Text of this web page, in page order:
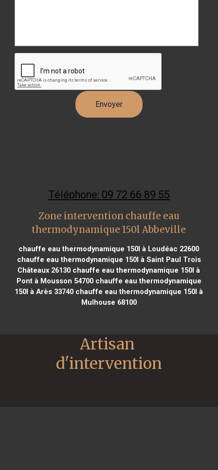
Téléphone: 09 72 66 89 55
Zone intervention chauffe eau
thermodynamique 150l Abbeville
chauffe eau thermodynamique 150l à Loudéac 22600
chauffe eau thermodynamique 150l à Saint Paul Trois
Châteaux 26130 chauffe eau thermodynamique 150l à
Pont à Mousson 54700chauffe eau thermodynamique
150l à Arès 33740 chauffe eau thermodynamique 150l à
Mulhouse 68100
Artisan
d'intervention